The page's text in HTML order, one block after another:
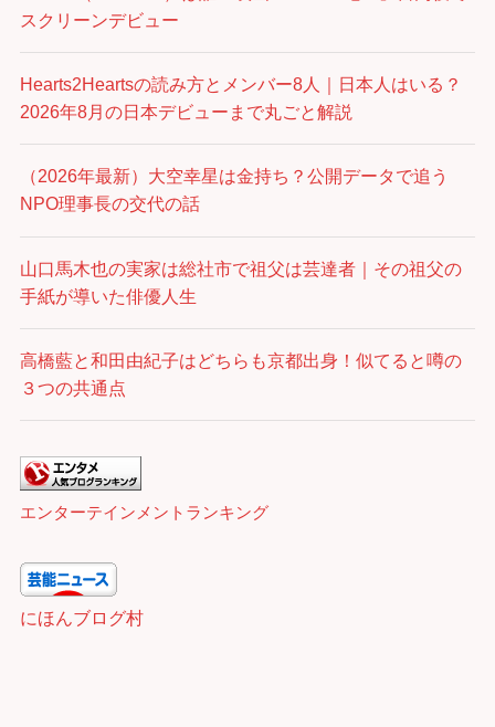
スクリーンデビュー
Hearts2Heartsの読み方とメンバー8人｜日本人はいる？
2026年8月の日本デビューまで丸ごと解説
（2026年最新）大空幸星は金持ち？公開データで追う
NPO理事長の交代の話
山口馬木也の実家は総社市で祖父は芸達者｜その祖父の
手紙が導いた俳優人生
高橋藍と和田由紀子はどちらも京都出身！似てると噂の
３つの共通点
エンターテインメントランキング
にほんブログ村